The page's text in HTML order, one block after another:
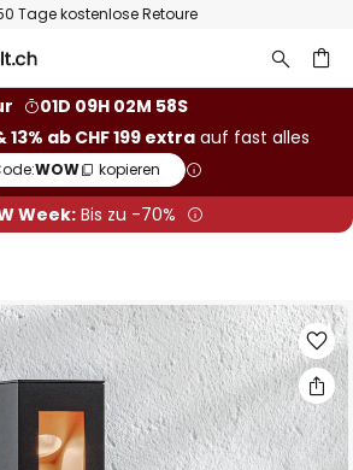
Tage kostenlose Retoure
01D 09H 02M 58S
13% ab CHF 199 extra auf fast alles
WOW kopieren
Week:Bis zu -70%